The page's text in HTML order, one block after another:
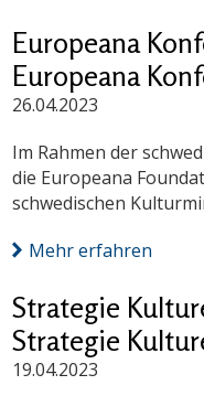
Europeana
Europeana
26.04.2023
Im Rahmen der
die Europeana
schwedischen
Mehr erfahren
Strategie
Strategie
19.04.2023